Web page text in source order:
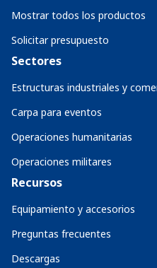
Mostrar todos los productos
Solicitar presupuesto
Sectores
Estructuras industriales y
Carpa para eventos
Operaciones humanitarias
Operaciones militares
Recursos
Equipamiento y accesorios
Preguntas frecuentes
Descargas